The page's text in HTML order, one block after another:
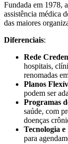
Fundada em 1978,
assistência médica
das maiores
Diferenciais:
Rede
hospitais,
renomadas
Planos
podem ser
Programas
saúde, com
doenças
Tecnologia
para